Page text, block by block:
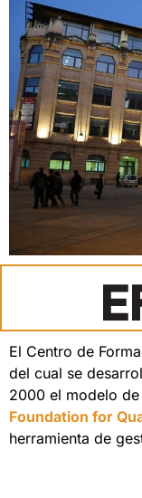
El Centro de
del cual se
2000 el modelo
Foundation for
herramienta de